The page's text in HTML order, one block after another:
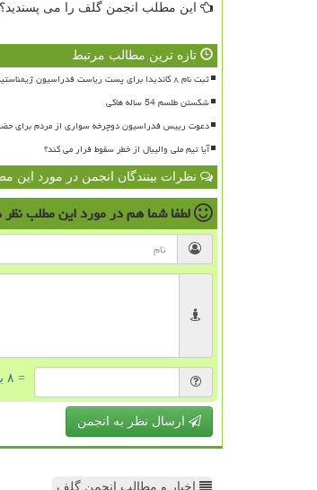
این مطلب انجمن گلف را می پسندید؟
تازه ترین مطالب مرتبط
ثبت نام ۸ کاندیدا برای پست ریاست فدراسیون ژیمناستیک
شکستن طلسم 54 ساله هاکی
دعوت رییس فدراسیون دوچرخه سواری از مردم برای
آیا تیم ملی والیبال از خطر سقوط فرار می کند؟
نظرات بینندگان انجمن در مورد این
لطفا شما همدر مورد این مطلب
= ۸ بعلاوه ۴
ارسال نظر به انجمن
اخبار و مطالب انجمن گلف